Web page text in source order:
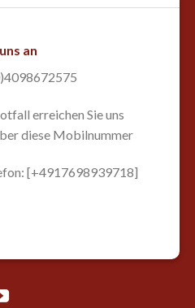
an
erreichen Sie uns
diese Mobilnummer
[+4917698939718]